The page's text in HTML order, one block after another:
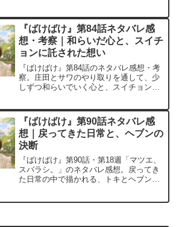
『ばけばけ』第84話ネタバレ感
想・考察｜和らいだ心と、スイチ
ョンに託された想い
『ばけばけ』第84話のネタバレ感想・考
察。庄田とサワのやり取りを通して、少
しずつ和らいでいく心と、スイチョンに
『ばけばけ』第90話ネタバレ感
想｜戻ってきた日常と、ヘブンの
決断
『ばけばけ』第90話・第18週「マツエ、
スバラシ。」のネタバレ感想。戻ってき
た日常の中で描かれる、トキとヘブンの